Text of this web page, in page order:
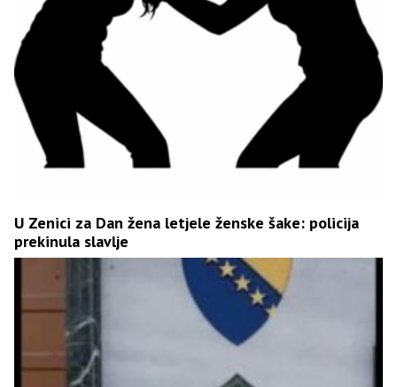
U Zenici za Dan žena letjele ženske šake: policija
prekinula slavlje